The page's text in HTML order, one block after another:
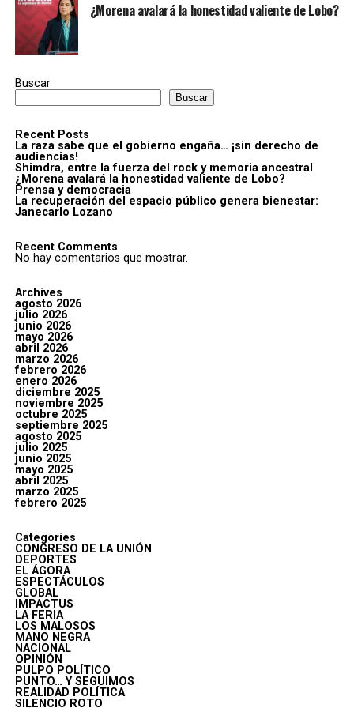
¿Morena avalará la honestidad valiente de Lobo?
Buscar
Buscar
Recent Posts
La raza sabe que el gobierno engaña… ¡sin derecho de
audiencias!
Shimdra, entre la fuerza del rock y memoria ancestral
¿Morena avalará la honestidad valiente de Lobo?
Prensa y democracia
La recuperación del espacio público genera bienestar:
Janecarlo Lozano
Recent Comments
No hay comentarios que mostrar.
Archives
agosto 2026
julio 2026
junio 2026
mayo 2026
abril 2026
marzo 2026
febrero 2026
enero 2026
diciembre 2025
noviembre 2025
octubre 2025
septiembre 2025
agosto 2025
julio 2025
junio 2025
mayo 2025
abril 2025
marzo 2025
febrero 2025
Categories
CONGRESO DE LA UNIÓN
DEPORTES
EL ÁGORA
ESPECTÁCULOS
GLOBAL
IMPACTUS
LA FERIA
LOS MALOSOS
MANO NEGRA
NACIONAL
OPINIÓN
PULPO POLÍTICO
PUNTO… Y SEGUIMOS
REALIDAD POLÍTICA
SILENCIO ROTO